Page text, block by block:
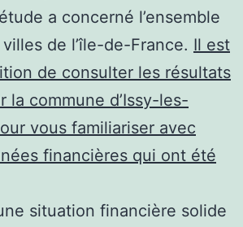
a concerné l’ensemble
de l’île-de-France. Il est
de consulter les résultats
la commune d’Issy-les-
vous familiariser avec
financières qui ont été
situation financière solide